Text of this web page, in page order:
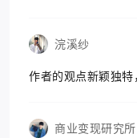
浣溪纱
作者的观点新颖独特
商业变现研究所